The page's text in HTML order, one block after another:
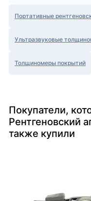
Портативные
Ультразвуковые
Толщиномеры покрытий
Покупатели,
Рентгеновский
также купили